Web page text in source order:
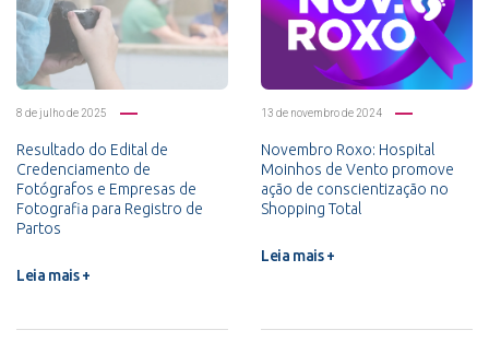
8 de julho de 2025
Resultado do Edital de
Credenciamento de
Fotógrafos e Empresas de
Fotografia para Registro de
Partos
Leia mais +
13 de novembro de 2024
Novembro Roxo: Hospital
Moinhos de Vento promove
ação de conscientização no
Shopping Total
Leia mais +